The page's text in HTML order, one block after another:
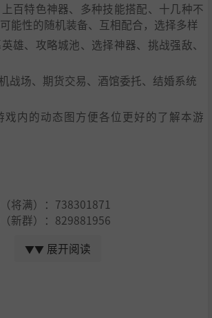
百特色神器、多种技能搭配、十几种不
能性的随机装备、互相配合，选择多样
雄、攻略城池、选择神器、挑战强敌、
战场、期货交易、酒馆委托、结婚系统
戏内的动态图方便各位更好的了解本游
将满）：738301871
新群）：829881956
找作者解决、反馈，以及补偿。
▼▼ 展开阅读